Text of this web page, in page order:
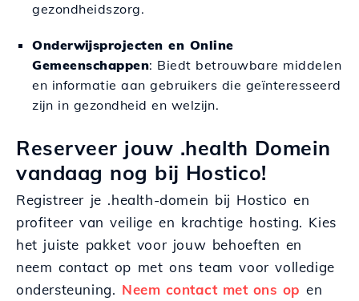
gezondheidszorg.
Onderwijsprojecten en Online
Gemeenschappen: Biedt betrouwbare middelen
en informatie aan gebruikers die geïnteresseerd
zijn in gezondheid en welzijn.
Reserveer jouw .health Domein
vandaag nog bij Hostico!
Registreer je .health-domein bij Hostico en
profiteer van veilige en krachtige hosting. Kies
het juiste pakket voor jouw behoeften en
neem contact op met ons team voor volledige
ondersteuning. Neem contact met ons op en